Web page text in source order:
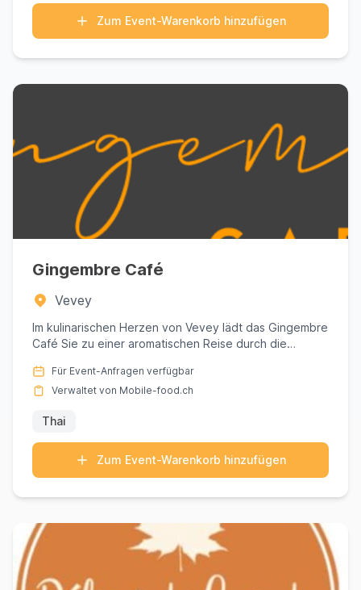
Zum Event-Warenkorb hinzufügen
Gingembre Café
Vevey
Im kulinarischen Herzen von Vevey lädt das Gingembre
Café Sie zu einer aromatischen Reise durch die
Für Event-Anfragen verfügbar
Verwaltet von Mobile-food.ch
Thai
Zum Event-Warenkorb hinzufügen